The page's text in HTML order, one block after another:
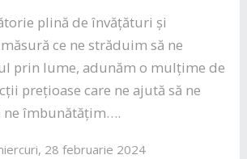
plină de învățături și
ce ne străduim să ne
prin lume, adunăm o mulțime de
prețioase care ne ajută să ne
ne îmbunătățim….
28 februarie 2024